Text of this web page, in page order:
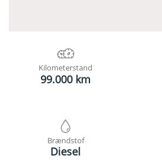
Kilometerstand
99.000 km
Brændstof
Diesel